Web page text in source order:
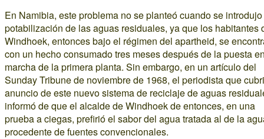
En Namibia, este problema no se planteó cuando se
potabilización de las aguas residuales, ya que los habitantes
Windhoek, entonces bajo el régimen del apartheid, se
con un hecho consumado tres meses después de la puesta
marcha de la primera planta. Sin embargo, en un artículo del
Sunday Tribune de noviembre de 1968, el periodista que
anuncio de este nuevo sistema de reciclaje de aguas
informó de que el alcalde de Windhoek de entonces, en una
prueba a ciegas, prefirió el sabor del agua tratada al de la
procedente de fuentes convencionales.